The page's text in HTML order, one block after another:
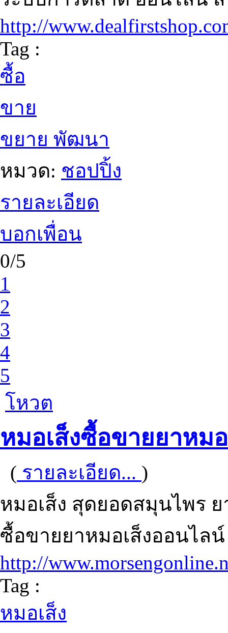
http://
Tag :
ซื้อ
ขาย
ขยาย พัฒนา
หมวด: ชอปปิ้ง
รายละเอียด
บอกเพื่อน
0/5
1
2
3
4
5
โหวต
หมอเส็งซื้อขายยาหม
( รายละเอียด... )
หมอเส็ง สุดยอดสมุนไพร
ซื้อขายยาหมอเส็งออนไล
http://
Tag :
หมอเส็ง